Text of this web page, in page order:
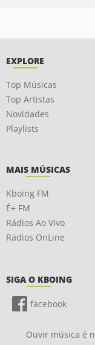
EXPLORE
Top Músicas
Top Artistas
Novidades
Playlists
MAIS MÚSICAS
Kboing FM
É+ FM
Rádios Ao Vivo
Rádios OnLine
SIGA O KBOING
facebook
Ouvir música é